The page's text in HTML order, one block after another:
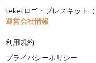
teketロゴ・プレスキット（
運営会社情報
利用規約
プライバシーポリシー